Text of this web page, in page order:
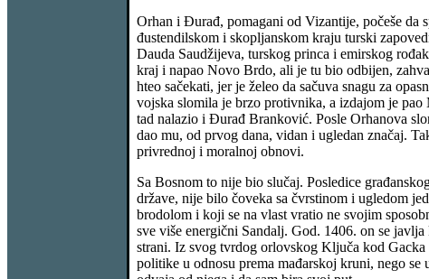
Orhan i Đurađ, pomagani od Vizantije, počeše da
đustendilskom i skopljanskom kraju turski
Dauda Saudžijeva, turskog princa i emirskog
kraj i napao Novo Brdo, ali je tu bio odbijen,
hteo sačekati, jer je želeo da sačuva snagu za
vojska slomila je brzo protivnika, a izdajom je
tad nalazio i Đurađ Branković. Posle Orhanova
dao mu, od prvog dana, vidan i ugledan značaj.
privrednoj i moralnoj obnovi.
Sa Bosnom to nije bio slučaj. Posledice
države, nije bilo čoveka sa čvrstinom i ugledom
brodolom i koji se na vlast vratio ne svojim
sve više energični Sandalj. God. 1406. on se
strani. Iz svog tvrdog orlovskog Ključa kod
politike u odnosu prema mađarskoj kruni, nego